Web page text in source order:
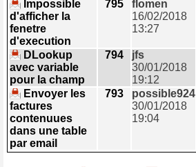
Impossible
d'afficher la
fenetre
d'execution
795
flomen
16/02/2018
13:27
DLookup
avec variable
pour la champ
794
jfs
30/01/2018
19:12
Envoyer les
factures
contenuues
dans une table
par email
793
possible924
30/01/2018
19:04